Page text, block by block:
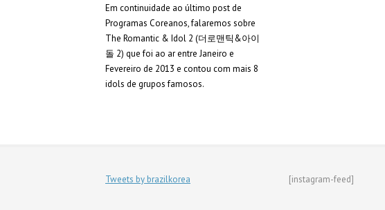
Em continuidade ao último post de
Programas Coreanos, falaremos sobre
The Romantic & Idol 2 (더로맨틱&아이
돌 2) que foi ao ar entre Janeiro e
Fevereiro de 2013 e contou com mais 8
idols de grupos famosos.
Tweets by brazilkorea [instagram-feed]